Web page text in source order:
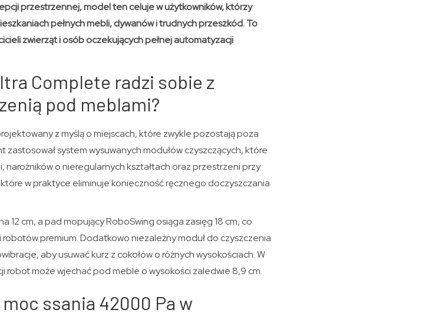
przestrzennej, model ten celuje w użytkowników, którzy
pełnych mebli, dywanów i trudnych przeszkód. To
zwierząt i osób oczekujących pełnej automatyzacji
Complete radzi sobie z
pod meblami?
z myślą o miejscach, które zwykle pozostają poza
system wysuwanych modułów czyszczących, które
o nieregularnych kształtach oraz przestrzeni przy
w praktyce eliminuje konieczność ręcznego doczyszczania
12 cm, a pad mopujący RoboSwing osiąga zasięg 18 cm, co
premium. Dodatkowo niezależny moduł do czyszczenia
aby usuwać kurz z cokołów o różnych wysokościach. W
robot może wjechać pod meble o wysokości zaledwie 8,9 cm.
ssania 42000 Pa w